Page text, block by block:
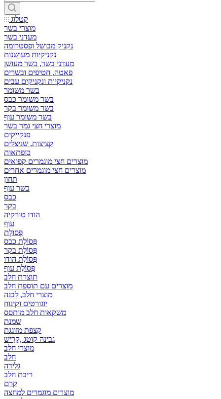
קטלוג
מוצרי בשר
מעדני בשר
נקניק מבושל ופסטרומה
נקניקיות מעושנות
מעדני בשר, בשר מעושן
פאטה, חטיפים ובשרים
נקניקיות ונקניקים עבים
בשר משומר
בשר משומר כבס
בשר משומר בקר
בשר משומר עוף
מוצרי חצי גמר בשר
פנקייקים
קציצות, שניצלים
כופתאות
מוצרים חצי מוגמרים קפואים
מוצרים חצי מוגמרים אחרים
תחון
בשר עוף
כבס
בקר
הודו טורקיה
עוף
פְּסוֹלֶת
פְּסוֹלֶת כבס
פְּסוֹלֶת בקר
פְּסוֹלֶת הודו
פְּסוֹלֶת עוף
תוצרת חלב
מוצרים עם תוספת חלב
מוצרי חלב, לבנה
יוגורטים וקינוח
משקאות חלב מותסס
שמנת
קצפת מזוגגת
גבינה קוטג ,קָרִישׁ
מוצרי חלב
חלב
גלידה
ריבת חלב
קרם
מוצרים מוגמרים למחצה